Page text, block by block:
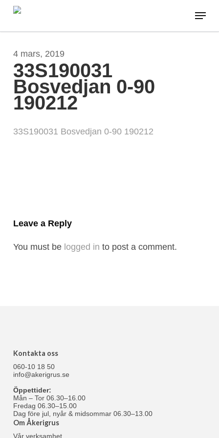
Skip
main
Menu
4 mars, 2019
33S190031
Bosvedjan 0-90
190212
33S190031 Bosvedjan 0-90 190212
Leave a Reply
You must be logged in to post a comment.
Kontakta oss
060-10 18 50
info@akerigrus.se
Öppettider:
Mån – Tor 06.30–16.00
Fredag 06.30–15.00
Dag före jul, nyår & midsommar 06.30–13.00
Om Åkerigrus
Vår verksamhet